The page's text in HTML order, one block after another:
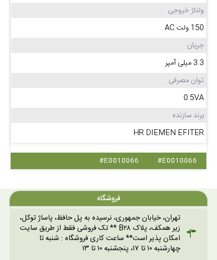
ولتاژ خروجی
150 ولت AC
جریان
3.3 میلی آمپر
توان مصرفی
0.5VA
برند سازنده
HR DIEMEN EFITER
#E0010066
#E0010066
فروشگاه
تهران، خیابان جمهوری، نرسیده به پل حافظ، پاساژ توکل،
زیر همکف، پلاک B۲۸ ** تک فروشی فقط از طریق سایت
امکان پذیر است** ساعت کاری فروشگاه : شنبه تا
چهارشنبه ۱۰ تا ۱۷، پنجشنبه ۱۰ تا ۱۳